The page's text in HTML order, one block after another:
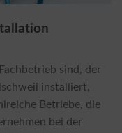
sind, der
installiert,
Betriebe, die
bei der